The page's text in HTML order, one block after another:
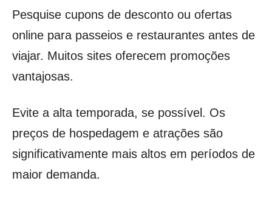
Pesquise cupons de desconto ou ofertas
online para passeios e restaurantes antes de
viajar. Muitos sites oferecem promoções
vantajosas.
Evite a alta temporada, se possível. Os
preços de hospedagem e atrações são
significativamente mais altos em períodos de
maior demanda.